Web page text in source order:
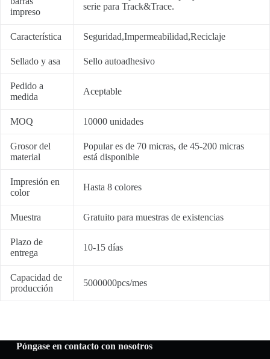
impreso
serie para Track&Trace.
Característica Seguridad,Impermeabilidad,Reciclaje
Sellado y asa Sello autoadhesivo
Pedido a
medida
Aceptable
MOQ 10000 unidades
Grosor del
material
Popular es de 70 micras, de 45-200 micras
está disponible
Impresión en
color
Hasta 8 colores
Muestra Gratuito para muestras de existencias
Plazo de
entrega
10-15 días
Capacidad de
producción
5000000pcs/mes
Póngase en contacto con nosotros